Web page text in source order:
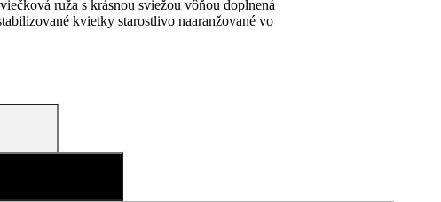
ruža s krásnou sviežou vôňou doplnená
kvietky starostlivo naaranžované vo